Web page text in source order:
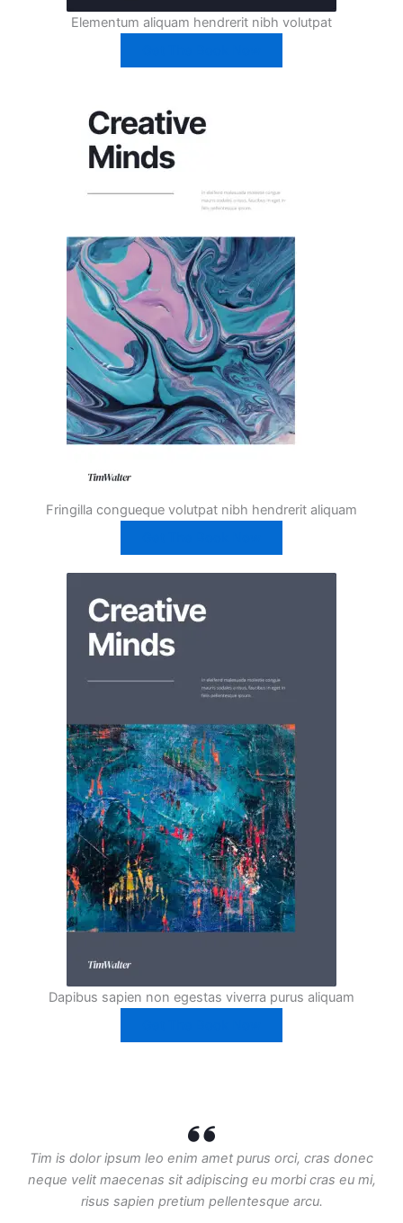
Elementum aliquam hendrerit nibh volutpat
Fringilla congueque volutpat nibh hendrerit aliquam
Dapibus sapien non egestas viverra purus aliquam
Tim is dolor ipsum leo enim amet purus orci, cras donec
neque velit maecenas sit adipiscing eu morbi cras eu mi,
risus sapien pretium pellentesque arcu.